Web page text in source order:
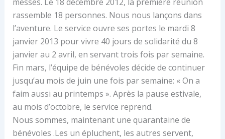
rassemble 18 personnes. Nous nous lançons dans
l’aventure. Le service ouvre ses portes le mardi 8
janvier 2013 pour vivre 40 jours de solidarité du 8
janvier au 2 avril, en servant trois fois par semaine.
Fin mars, l’équipe de bénévoles décide de continuer
jusqu’au mois de juin une fois par semaine: « On a
faim aussi au printemps ». Après la pause estivale,
au mois d’octobre, le service reprend.
Nous sommes, maintenant une quarantaine de
bénévoles .Les un épluchent, les autres servent,